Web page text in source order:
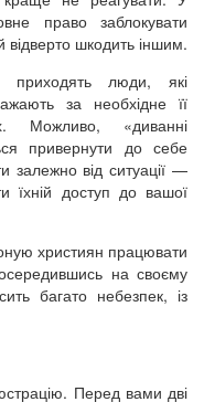
право заблокувати
шкодить іншим.
приходять люди, які
за необхідне її
Можливо, «диванні
привернути до себе
залежно від ситуації —
їхній доступ до вашої
християн працювати
на своєму
багато небезпек, із
Перед вами дві